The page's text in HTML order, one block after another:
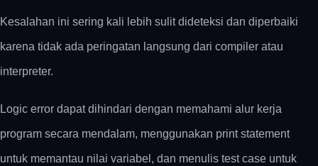
Kesalahan ini sering kali lebih sulit dideteksi dan diperbaiki
karena tidak ada peringatan langsung dari compiler atau
interpreter.
Logic error dapat dihindari dengan memahami alur kerja
program secara mendalam, menggunakan print statement
untuk memantau nilai variabel, dan menulis test case untuk